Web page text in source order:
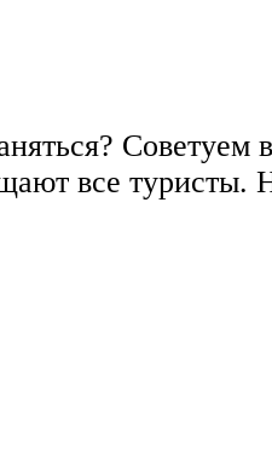
Советуем
все